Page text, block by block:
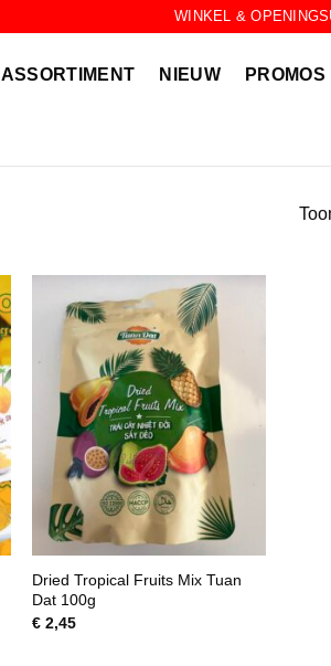
WINKEL &
ASSORTIMENT NIEUW PROMOS
Dried Tropical Fruits Mix Tuan
Dat 100g
€ 2,45